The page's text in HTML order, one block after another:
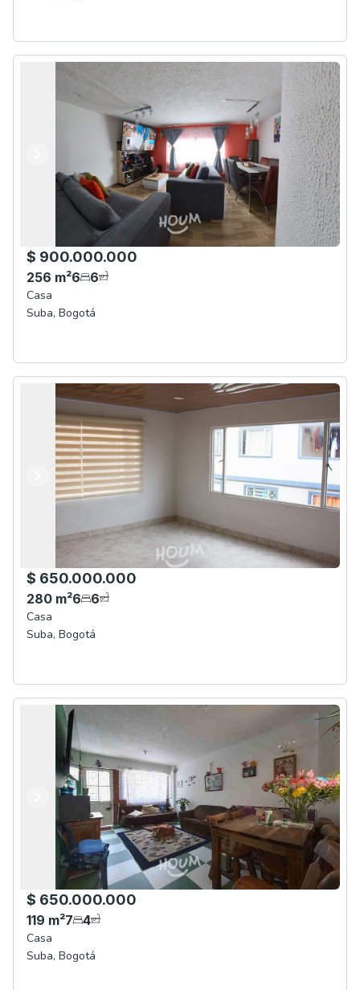
$ 900.000.000
256 m²6 6
Casa
Suba, Bogotá
Anterior
Siguiente
$ 650.000.000
280 m²6 6
Casa
Suba, Bogotá
Siguiente
$ 650.000.000
119 m²7 4
Casa
Suba, Bogotá